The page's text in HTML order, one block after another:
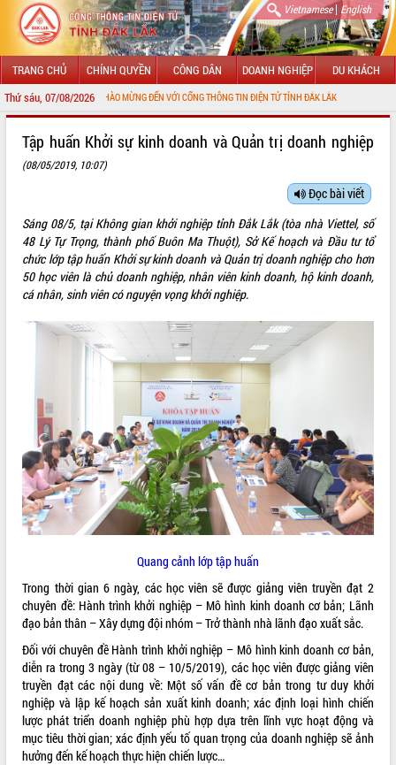
Vietnamese| English
TRANG CHỦ CHÍNH QUYỀN CÔNG DÂN DOANH NGHIỆP DU KHÁCH
Thứ sáu, 07/08/2026CHÀO MỪNG ĐẾN VỚI CỔNG THÔNG TIN ĐIỆN TỬ TỈNH ĐẮK LẮK
LÃNH ĐẠO UBND TỈNH
SỞ, BAN, NGÀNH
UBND CÁC XÃ, PHƯỜNG
HỆ THỐNG VĂN BẢN
ĐIỂM TIN VĂN BẢN
QUY HOẠCH - KẾ HOẠCH
Tập huấn Khởi sự kinh doanh và Quản trị doanh nghiệp
(08/05/2019, 10:07)
Đọc bài viết
Sáng 08/5, tại Không gian khởi nghiệp tỉnh Đắk Lắk (tòa nhà Viettel, số
48 Lý Tự Trọng, thành phố Buôn Ma Thuột), Sở Kế hoạch và Đầu tư tổ
chức lớp tập huấn Khởi sự kinh doanh và Quản trị doanh nghiệp cho hơn
50 học viên là chủ doanh nghiệp, nhân viên kinh doanh, hộ kinh doanh,
cá nhân, sinh viên có nguyện vọng khởi nghiệp.
Quang cảnh lớp tập huấn
Trong thời gian 6 ngày, các học viên sẽ được giảng viên truyền đạt 2
chuyên đề: Hành trình khởi nghiệp – Mô hình kinh doanh cơ bản; Lãnh
đạo bản thân – Xây dựng đội nhóm – Trở thành nhà lãnh đạo xuất sắc.
Đối với chuyên đề Hành trình khởi nghiệp – Mô hình kinh doanh cơ bản,
diễn ra trong 3 ngày (từ 08 – 10/5/2019), các học viên được giảng viên
truyền đạt các nội dung về: Một số vấn đề cơ bản trong tư duy khởi
nghiệp và lập kế hoạch sản xuất kinh doanh; xác định loại hình chiến
lược phát triển doanh nghiệp phù hợp dựa trên lĩnh vực hoạt động và
mục tiêu thời gian; xác định yếu tố quan trọng của doanh nghiệp sẽ ảnh
hưởng đến kế hoạch thực hiện chiến lược…